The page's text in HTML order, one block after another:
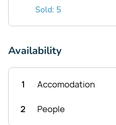
Sold: 5
Availability
1 Accomodation
2 People